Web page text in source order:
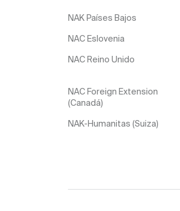
NAK Países Bajos
NAC Eslovenia
NAC Reino Unido
NAC Foreign Extension
(Canadá)
NAK-Humanitas (Suiza)